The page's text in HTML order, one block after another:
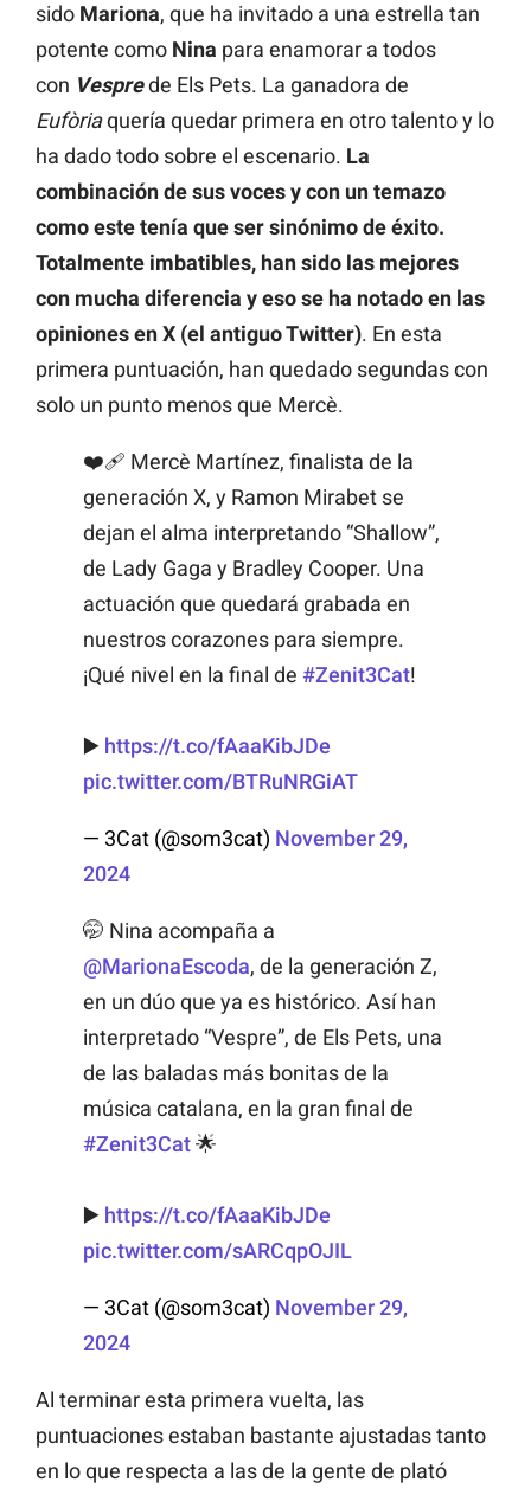
sido Mariona, que ha invitado a una estrella tan
potente como Nina para enamorar a todos
con Vesprede Els Pets. La ganadora de
Eufòriaquería quedar primera en otro talento y lo
ha dado todo sobre el escenario. La
combinación de sus voces y con un temazo
como este tenía que ser sinónimo de éxito.
Totalmente imbatibles, han sido las mejores
con mucha diferencia y eso se ha notado en las
opiniones en X (el antiguo Twitter). En esta
primera puntuación, han quedado segundas con
solo un punto menos que Mercè.
❤️‍🩹 Mercè Martínez, finalista de la
generación X, y Ramon Mirabet se
dejan el alma interpretando “Shallow”,
de Lady Gaga y Bradley Cooper. Una
actuación que quedará grabada en
nuestros corazones para siempre.
¡Qué nivel en la final de #Zenit3Cat!
▶️ https://t.co/fAaaKibJDe
pic.twitter.com/BTRuNRGiAT
— 3Cat (@som3cat) November 29,
2024
🤭 Nina acompaña a
@MarionaEscoda, de la generación Z,
en un dúo que ya es histórico. Así han
interpretado “Vespre”, de Els Pets, una
de las baladas más bonitas de la
música catalana, en la gran final de
#Zenit3Cat🌟
▶️ https://t.co/fAaaKibJDe
pic.twitter.com/sARCqpOJIL
— 3Cat (@som3cat) November 29,
2024
Al terminar esta primera vuelta, las
puntuaciones estaban bastante ajustadas tanto
en lo que respecta a las de la gente de plató